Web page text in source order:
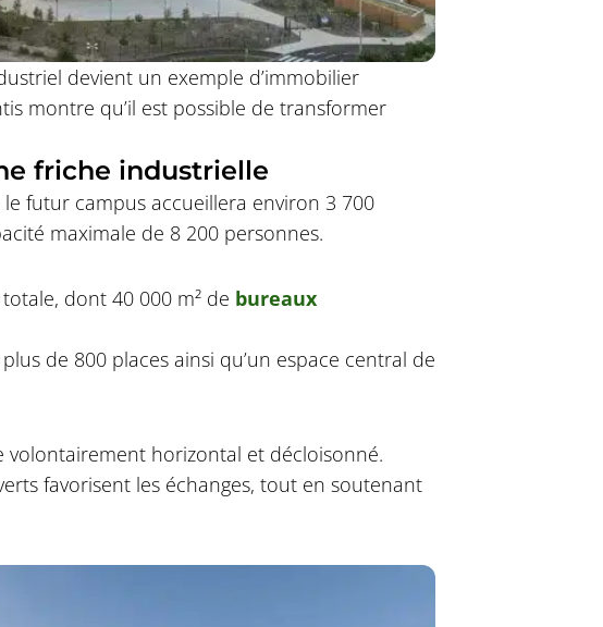
devient un exemple d’immobilier
montre qu’il est possible de transformer
friche industrielle
le futur campus accueillera environ 3 700
maximale de 8 200 personnes.
dont 40 000 m² de bureaux
de 800 places ainsi qu’un espace central de
volontairement horizontal et décloisonné.
favorisent les échanges, tout en soutenant